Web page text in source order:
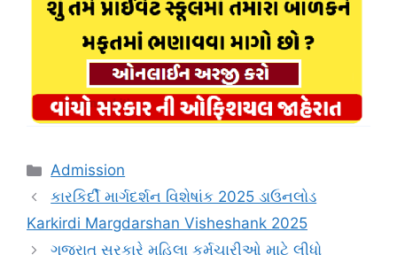
Categories
Admission
કારકિર્દી માર્ગદર્શન વિશેષાંક 2025 ડાઉનલોડ
Karkirdi Margdarshan Visheshank 2025
ગુજરાત સરકારે મહિલા કર્મચારીઓ માટે લીધો